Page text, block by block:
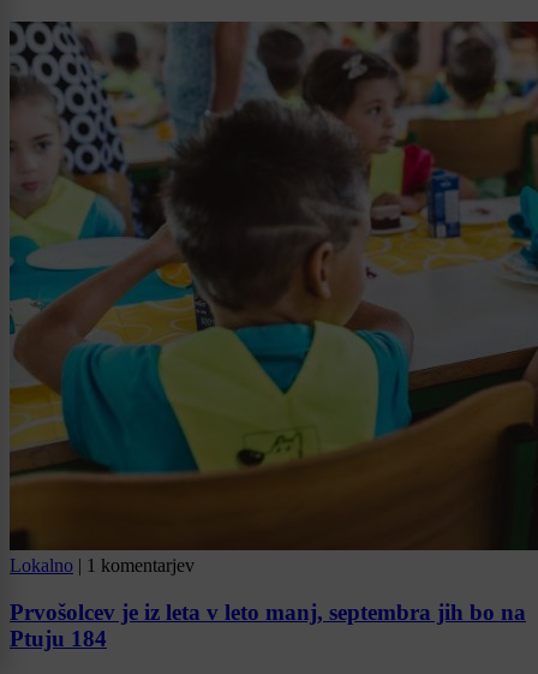
Lokalno | 1 komentarjev
Prvošolcev je iz leta v leto manj, septembra jih bo na
Ptuju 184